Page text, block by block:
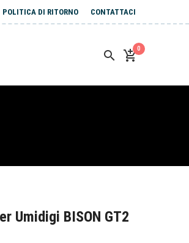
POLITICA DI RITORNO CONTATTACI
0
Umidigi BISON GT2